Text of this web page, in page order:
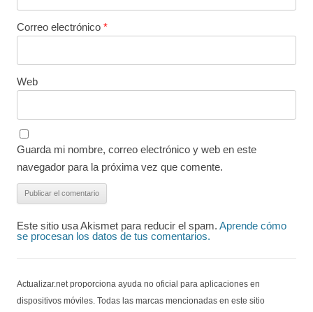
Correo electrónico *
Web
Guarda mi nombre, correo electrónico y web en este
navegador para la próxima vez que comente.
Este sitio usa Akismet para reducir el spam. Aprende cómo
se procesan los datos de tus comentarios.
Actualizar.net proporciona ayuda no oficial para aplicaciones en
dispositivos móviles. Todas las marcas mencionadas en este sitio